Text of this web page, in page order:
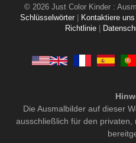
© 2026 Just Color Kinder :
Schlüsselwörter
Kontaktiere uns
Richtlinie
Die Ausmalbilder auf dieser
ausschließlich für den